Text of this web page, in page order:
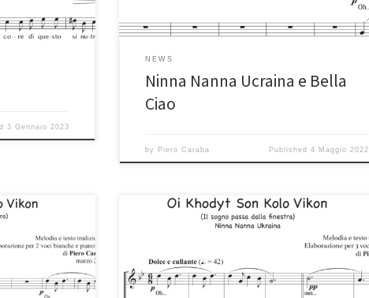
3 Gennaio 2023
NEWS
Ninna Nanna Ucraina e Bella
Ciao
by Piero Caraba Published 4 Maggio 2022